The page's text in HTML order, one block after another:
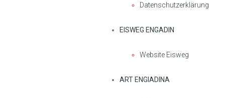
Datenschutzerklärung
EISWEG ENGADIN
Website Eisweg
ART ENGIADINA